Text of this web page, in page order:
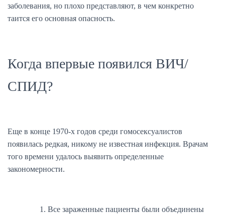
заболевания, но плохо представляют, в чем конкретно
таится его основная опасность.
Когда впервые появился ВИЧ/
СПИД?
Еще в конце 1970-х годов среди гомосексуалистов
появилась редкая, никому не известная инфекция. Врачам
того времени удалось выявить определенные
закономерности.
Все зараженные пациенты были объединены